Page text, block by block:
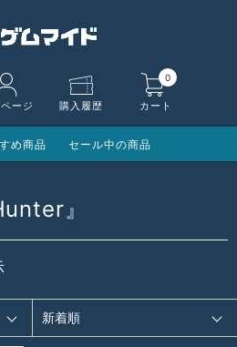
ージ 購入履歴 カート
0
め商品 セール中の商品
』